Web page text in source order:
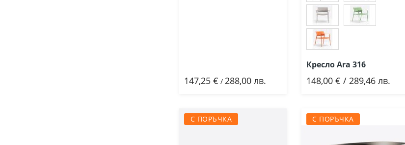
147,25 € / 288,00 лв.
Добави
Кресло Ara 316
148,00 € / 289,46 лв.
Добави
С ПОРЪЧКА С ПОРЪЧКА